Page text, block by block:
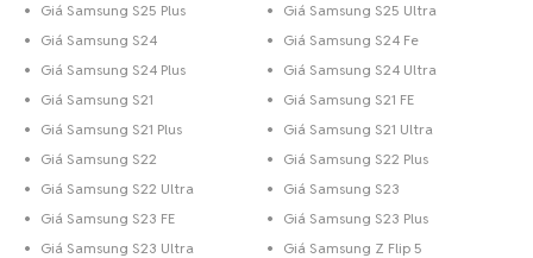
Giá Samsung S25 Plus
Giá Samsung S25 Ultra
Giá Samsung S24
Giá Samsung S24 Fe
Giá Samsung S24 Plus
Giá Samsung S24 Ultra
Giá Samsung S21
Giá Samsung S21 FE
Giá Samsung S21 Plus
Giá Samsung S21 Ultra
Giá Samsung S22
Giá Samsung S22 Plus
Giá Samsung S22 Ultra
Giá Samsung S23
Giá Samsung S23 FE
Giá Samsung S23 Plus
Giá Samsung S23 Ultra
Giá Samsung Z Flip 5